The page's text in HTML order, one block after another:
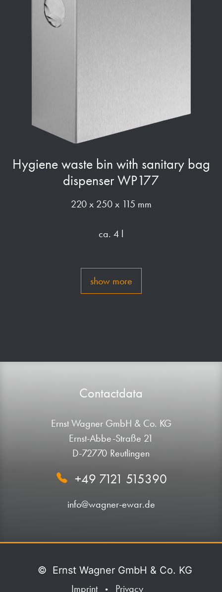
Hygiene waste bin with sanitary bag
dispenser WP177
220 x 250 x 115 mm
ca. 4 l
show more
Contactdata
Ernst Wagner GmbH & Co. KG
Ernst-Abbe-Straße 21
D-72770 Reutlingen
+49 7121 515390
info@wagner-ewar.de
© Ernst Wagner GmbH & Co. KG
Imprint
• Privacy